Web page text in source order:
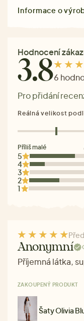
Informace o
Hodnocení
3.86
Pro přidání
5
4
3
2
1
Reálná velikost
Příliš malé
Anonymní
Příjemná látka,
ZAKOUPENÝ PRODUKT
Šaty Olivia